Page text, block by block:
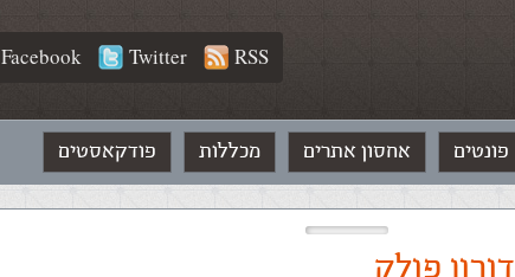
Facebook Twitter RSS
פונטים אחסון אתרים מכללות פודקאסטים
דורון פולק